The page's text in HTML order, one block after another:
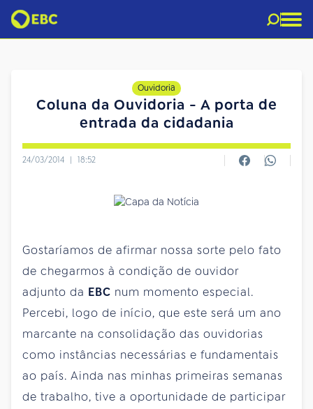
Ouvidoria
Coluna da Ouvidoria - A porta de
entrada da cidadania
24/03/2014 | 18:52
Gostaríamos de afirmar nossa sorte pelo fato
de chegarmos à condição de ouvidor
adjunto da EBC num momento especial.
Percebi, logo de início, que este será um ano
marcante na consolidação das ouvidorias
como instâncias necessárias e fundamentais
ao país. Ainda nas minhas primeiras semanas
de trabalho, tive a oportunidade de participar